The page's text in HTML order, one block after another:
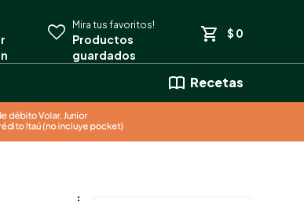
Recetas
$ 0